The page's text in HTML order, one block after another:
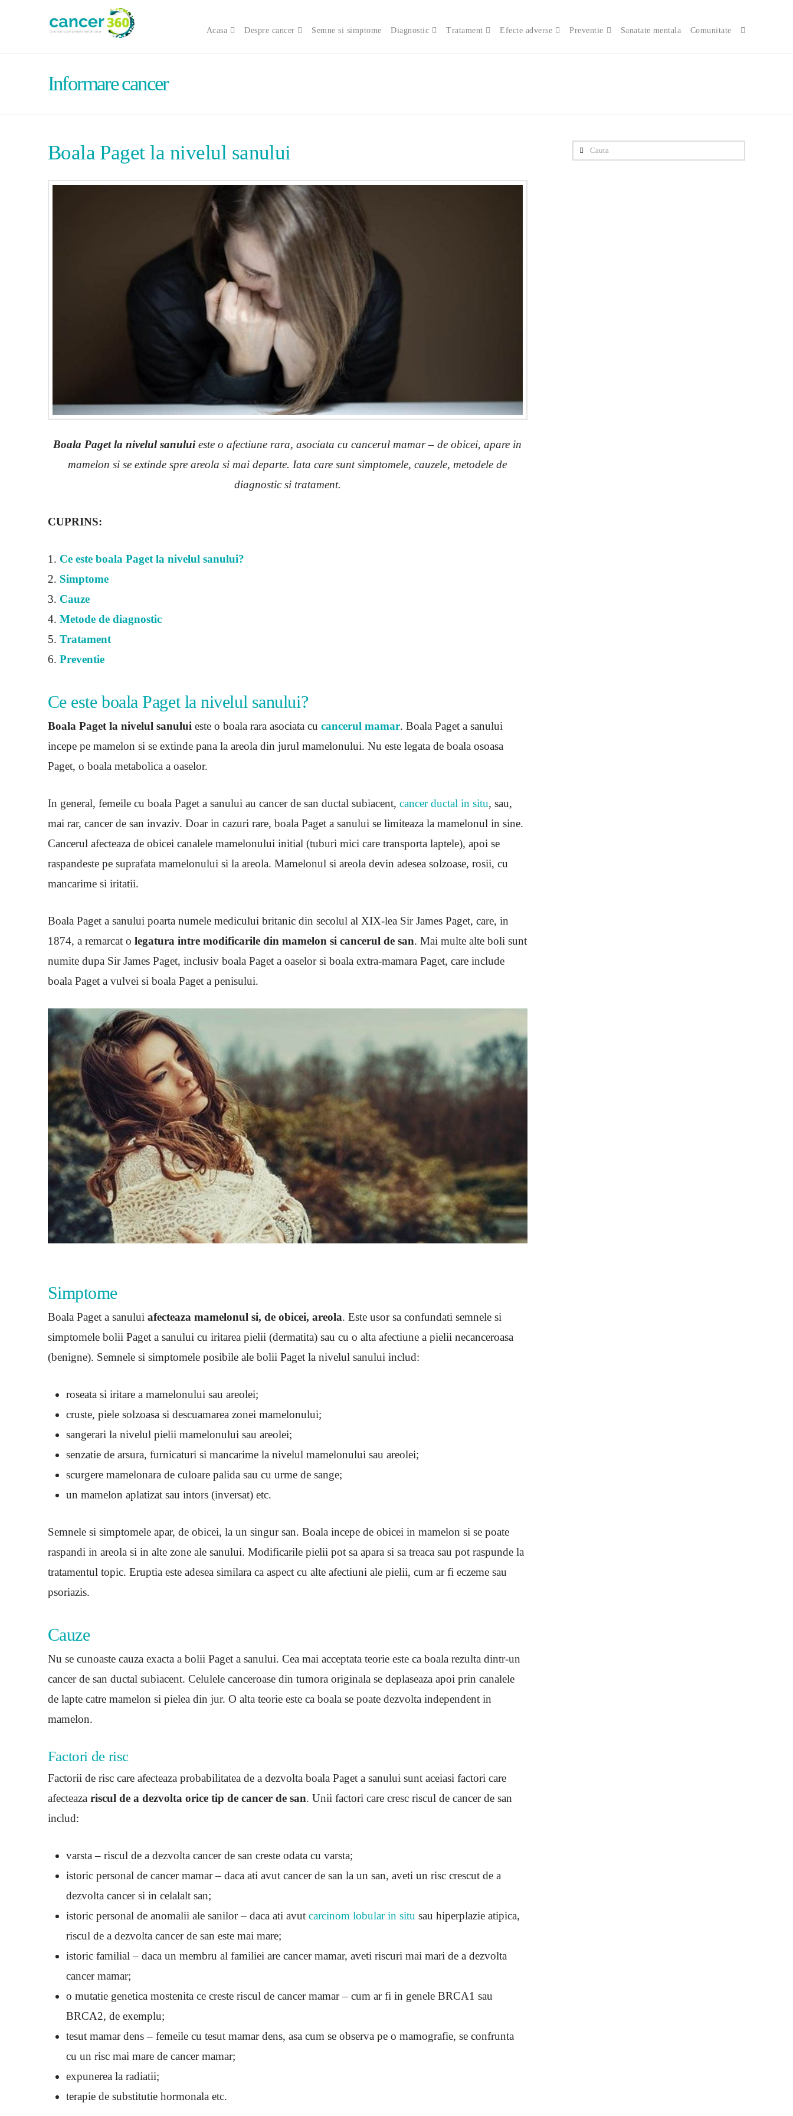
Acasa Despre cancer Semne si simptome Diagnostic Tratament Efecte adverse Preventie Sanatate mentala Comunitate
Informare cancer
Boala Paget la nivelul sanului
Boala Paget la nivelul sanuluieste o afectiune rara, asociata cu cancerul mamar – de obicei, apare in
mamelon si se extinde spre areola si mai departe. Iata care sunt simptomele, cauzele, metodele de
diagnostic si tratament.
CUPRINS:
1. Ce este boala Paget la nivelul sanului?
2. Simptome
3. Cauze
4. Metode de diagnostic
5. Tratament
6. Preventie
Ce este boala Paget la nivelul sanului?
Boala Paget la nivelul sanuluieste o boala rara asociata cu cancerul mamar. Boala Paget a sanului
incepe pe mamelon si se extinde pana la areola din jurul mamelonului. Nu este legata de boala osoasa
Paget, o boala metabolica a oaselor.
In general, femeile cu boala Paget a sanului au cancer de san ductal subiacent, cancer ductal in situ, sau,
mai rar, cancer de san invaziv. Doar in cazuri rare, boala Paget a sanului se limiteaza la mamelonul in sine.
Cancerul afecteaza de obicei canalele mamelonului initial (tuburi mici care transporta laptele), apoi se
raspandeste pe suprafata mamelonului si la areola. Mamelonul si areola devin adesea solzoase, rosii, cu
mancarime si iritatii.
Boala Paget a sanului poarta numele medicului britanic din secolul al XIX-lea Sir James Paget, care, in
1874, a remarcat o legatura intre modificarile din mamelon si cancerul de san. Mai multe alte boli sunt
numite dupa Sir James Paget, inclusiv boala Paget a oaselor si boala extra-mamara Paget, care include
boala Paget a vulvei si boala Paget a penisului.
Simptome
Boala Paget a sanului afecteaza mamelonul si, de obicei, areola. Este usor sa confundati semnele si
simptomele bolii Paget a sanului cu iritarea pielii (dermatita) sau cu o alta afectiune a pielii necanceroasa
(benigne). Semnele si simptomele posibile ale bolii Paget la nivelul sanului includ:
roseata si iritare a mamelonului sau areolei;
cruste, piele solzoasa si descuamarea zonei mamelonului;
sangerari la nivelul pielii mamelonului sau areolei;
senzatie de arsura, furnicaturi si mancarime la nivelul mamelonului sau areolei;
scurgere mamelonara de culoare palida sau cu urme de sange;
un mamelon aplatizat sau intors (inversat) etc.
Semnele si simptomele apar, de obicei, la un singur san. Boala incepe de obicei in mamelon si se poate
raspandi in areola si in alte zone ale sanului. Modificarile pielii pot sa apara si sa treaca sau pot raspunde la
tratamentul topic. Eruptia este adesea similara ca aspect cu alte afectiuni ale pielii, cum ar fi eczeme sau
psoriazis.
Cauze
Nu se cunoaste cauza exacta a bolii Paget a sanului. Cea mai acceptata teorie este ca boala rezulta dintr-un
cancer de san ductal subiacent. Celulele canceroase din tumora originala se deplaseaza apoi prin canalele
de lapte catre mamelon si pielea din jur. O alta teorie este ca boala se poate dezvolta independent in
mamelon.
Factori de risc
Factorii de risc care afecteaza probabilitatea de a dezvolta boala Paget a sanului sunt aceiasi factori care
afecteaza riscul de a dezvolta orice tip de cancer de san. Unii factori care cresc riscul de cancer de san
includ:
varsta – riscul de a dezvolta cancer de san creste odata cu varsta;
istoric personal de cancer mamar – daca ati avut cancer de san la un san, aveti un risc crescut de a
dezvolta cancer si in celalalt san;
istoric personal de anomalii ale sanilor – daca ati avutcarcinom lobular in situ sau hiperplazie atipica,
riscul de a dezvolta cancer de san este mai mare;
istoric familial – daca un membru al familiei are cancer mamar, aveti riscuri mai mari de a dezvolta
cancer mamar;
o mutatie genetica mostenita ce creste riscul de cancer mamar – cum ar fi in genele BRCA1 sau
BRCA2, de exemplu;
tesut mamar dens – femeile cu tesut mamar dens, asa cum se observa pe o mamografie, se confrunta
cu un risc mai mare de cancer mamar;
expunerea la radiatii;
terapie de substitutie hormonala etc.
Cauta